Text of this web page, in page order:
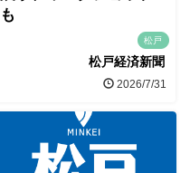
も
松戸
松戸経済新聞
2026/7/31